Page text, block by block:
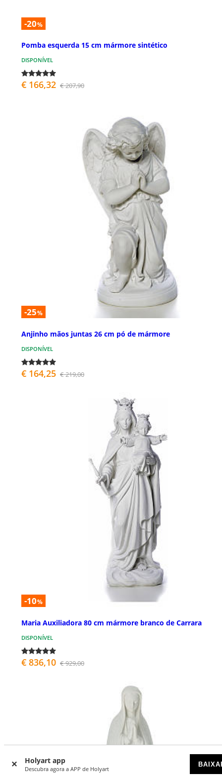
Holyart app
Descubra agora a APP de Holyart
-20%
Pomba esquerda 15 cm mármore sintético
DISPONÍVEL
€ 166,32 € 207,90
-25%
Anjinho mãos juntas 26 cm pó de mármore
DISPONÍVEL
€ 164,25 € 219,00
-10%
Maria Auxiliadora 80 cm mármore branco de Carrara
DISPONÍVEL
€ 836,10 € 929,00